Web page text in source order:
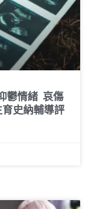
鬱情緒 哀傷
史納輔導評